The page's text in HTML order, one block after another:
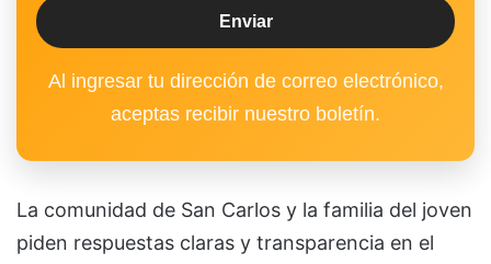
Al ingresar tu dirección de correo electrónico,
aceptas recibir nuestro boletín.
La comunidad de San Carlos y la familia del joven
piden respuestas claras y transparencia en el